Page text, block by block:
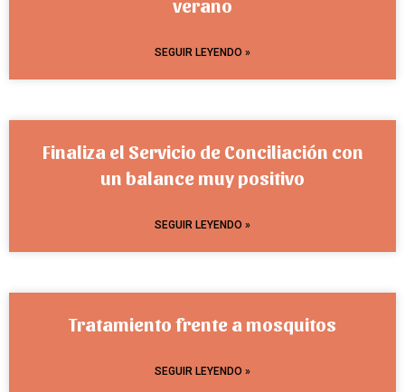
verano
SEGUIR LEYENDO »
Finaliza el Servicio de Conciliación con
un balance muy positivo
SEGUIR LEYENDO »
Tratamiento frente a mosquitos
SEGUIR LEYENDO »